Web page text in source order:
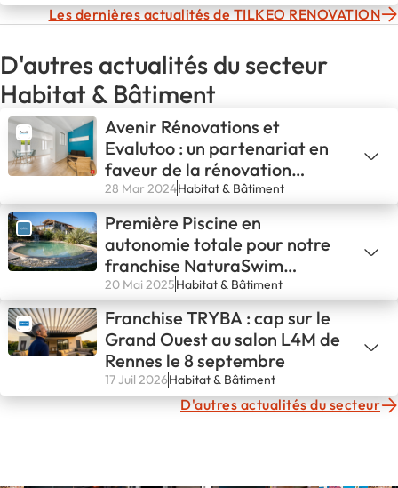
Les dernières actualités de TILKEO RENOVATION
D'autres actualités du secteur
Habitat & Bâtiment
Avenir Rénovations et
Evalutoo : un partenariat en
faveur de la rénovation
énergétique
28 Mar 2024Habitat & Bâtiment
Première Piscine en
autonomie totale pour notre
franchise NaturaSwim
d’Avignon !💪
20 Mai 2025Habitat & Bâtiment
Franchise TRYBA : cap sur le
Grand Ouest au salon L4M de
Rennes le 8 septembre
17 Juil 2026Habitat & Bâtiment
D'autres actualités du secteur